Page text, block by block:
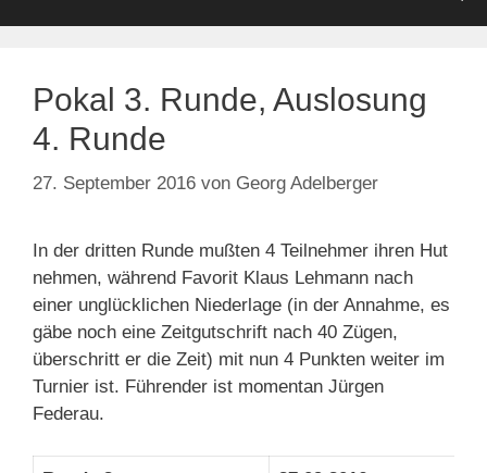
Pokal 3. Runde, Auslosung
4. Runde
27. September 2016 von Georg Adelberger
In der dritten Runde mußten 4 Teilnehmer ihren Hut
nehmen, während Favorit Klaus Lehmann nach
einer unglücklichen Niederlage (in der Annahme, es
gäbe noch eine Zeitgutschrift nach 40 Zügen,
überschritt er die Zeit) mit nun 4 Punkten weiter im
Turnier ist. Führender ist momentan Jürgen
Federau.